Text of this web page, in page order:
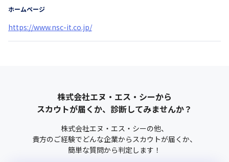
ホームページ
https://www.nsc-it.co.jp/
株式会社エヌ・エス・シーから
スカウトが届くか、診断してみませんか？
株式会社エヌ・エス・シーの他、
貴方のご経験でどんな企業からスカウトが届くか、
簡単な質問から判定します！